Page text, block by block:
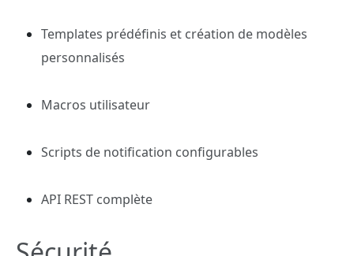
Templates prédéfinis et création de modèles
personnalisés
Macros utilisateur
Scripts de notification configurables
API REST complète